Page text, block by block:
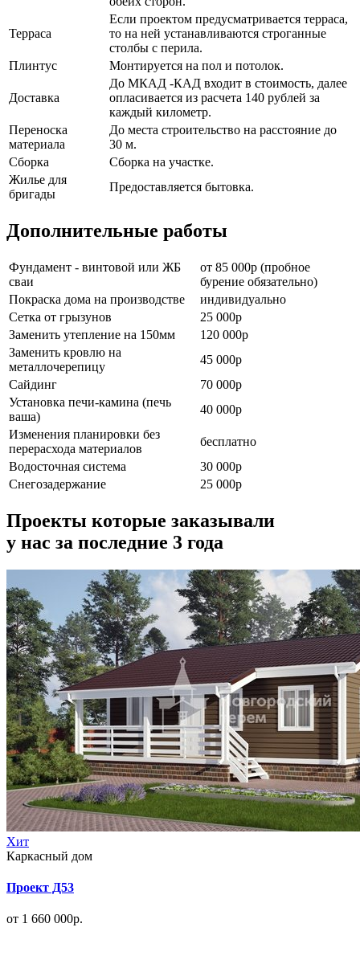
Терраса
Если проектом предусматривается терраса,
то на ней устанавливаются строганные
столбы с перила.
Плинтус
Монтируется на пол и потолок.
Доставка
До МКАД -КАД входит в стоимость, далее
опласивается из расчета 140 рублей за
каждый километр.
Переноска
материала
До места строительство на расстояние до
30 м.
Сборка
Сборка на участке.
Жилье для
бригады
Предоставляется бытовка.
Дополнительные работы
Фундамент - винтовой или ЖБ
сваи
от 85 000р (пробное
бурение обязательно)
Покраска дома на производстве
индивидуально
Сетка от грызунов
25 000р
Заменить утепление на 150мм
120 000р
Заменить кровлю на
металлочерепицу
45 000р
Сайдинг
70 000р
Установка печи-камина (печь
ваша)
40 000р
Изменения планировки без
перерасхода материалов
бесплатно
Водосточная система
30 000р
Снегозадержание
25 000р
Проекты которые заказывали
у нас за последние 3 года
Хит
Каркасный дом
Проект Д53
от 1 660 000р.